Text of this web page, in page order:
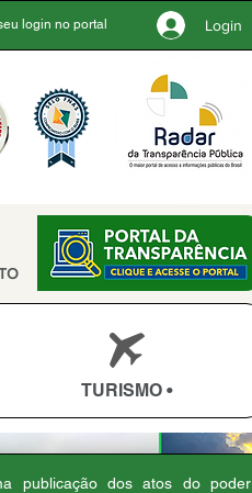
login no portal Login
TURISMO •
publicação dos atos do poder